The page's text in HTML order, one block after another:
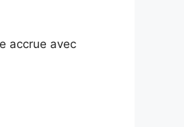
accrue avec